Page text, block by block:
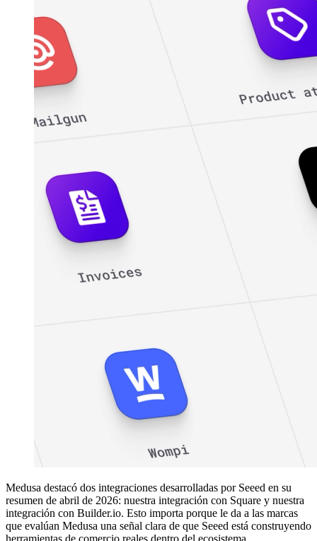
Medusa destacó dos integraciones desarrolladas por Seeed en su
resumen de abril de 2026: nuestra integración con Square y nuestra
integración con Builder.io. Esto importa porque le da a las marcas
que evalúan Medusa una señal clara de que Seeed está construyendo
herramientas de comercio reales dentro del ecosistema.